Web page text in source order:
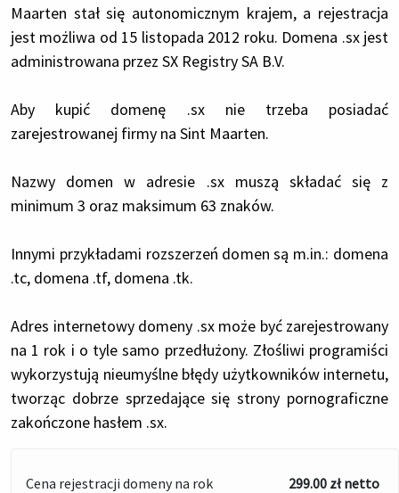
Maarten stał się autonomicznym krajem, a rejestracja
jest możliwa od 15 listopada 2012 roku. Domena .sx jest
administrowana przez SX Registry SA B.V.
Aby kupić domenę .sx nie trzeba posiadać
zarejestrowanej firmy na Sint Maarten.
Nazwy domen w adresie .sx muszą składać się z
minimum 3 oraz maksimum 63 znaków.
Innymi przykładami rozszerzeń domen są m.in.: domena
.tc, domena .tf, domena .tk.
Adres internetowy domeny .sx może być zarejestrowany
na 1 rok i o tyle samo przedłużony. Złośliwi programiści
wykorzystują nieumyślne błędy użytkowników internetu,
tworząc dobrze sprzedające się strony pornograficzne
zakończone hasłem .sx.
Cena rejestracji domeny na rok 299.00 zł netto